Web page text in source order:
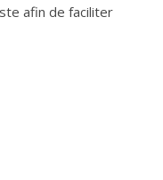
afin de faciliter